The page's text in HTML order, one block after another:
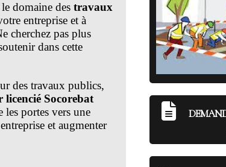
domaine destravaux
entreprise et à
cherchez pas plus
dans cette
des travaux publics,
licencié Socorebat
les portes vers une
et augmenter